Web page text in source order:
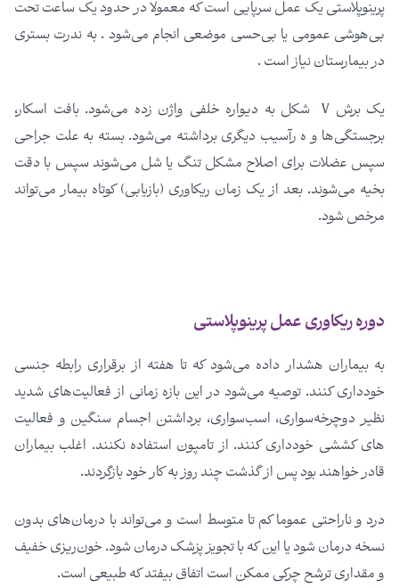
پرینوپلاستی یک عمل سرپایی است که معمولا در حدود یک ساعت تحت
بی­‌هوشی عمومی یا بی‌­حسی موضعی انجام می­‌شود . به ندرت بستری
در بیمارستان نیاز است .
یک برش V شکل به دیواره خلفی واژن زده می­‌شود. بافت اسکار،
برجستگی­‌ها و ه رآسیب دیگری برداشته می­‌شود. بسته به علت جراحی
سپس عضلات برای اصلاح مشکل تنگ یا شل می­‌شوند سپس با دقت
بخیه می­‌شوند. بعد از یک زمان ریکاوری (بازیابی) کوتاه بیمار می‌تواند
مرخص شود.
دوره ریکاوری عمل پرینوپلاستی
به بیماران هشدار داده می‌شود که تا هفته از برقراری رابطه جنسی
خودداری کنند. توصیه می­‌شود در این بازه زمانی از فعالیت­‌های شدید
نظیر دوچرخه‌سواری، اسب‌سواری، برداشتن اجسام سنگین و فعالیت­‌
های کششی خودداری کنند. از تامپون استفاده نکنند. اغلب بیماران
قادر خواهند بود پس از گذشت چند روز به کار خود بازگردند.
درد و ناراحتی عموما کم تا متوسط است و می‌تواند با درمان‌های بدون
نسخه درمان شود یا این که با تجویز پزشک درمان شود. خون‌ریزی خفیف
و مقداری ترشح چرکی ممکن است اتفاق بیفتد که طبیعی است.